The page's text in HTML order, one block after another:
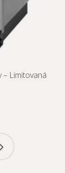
Limitovaná